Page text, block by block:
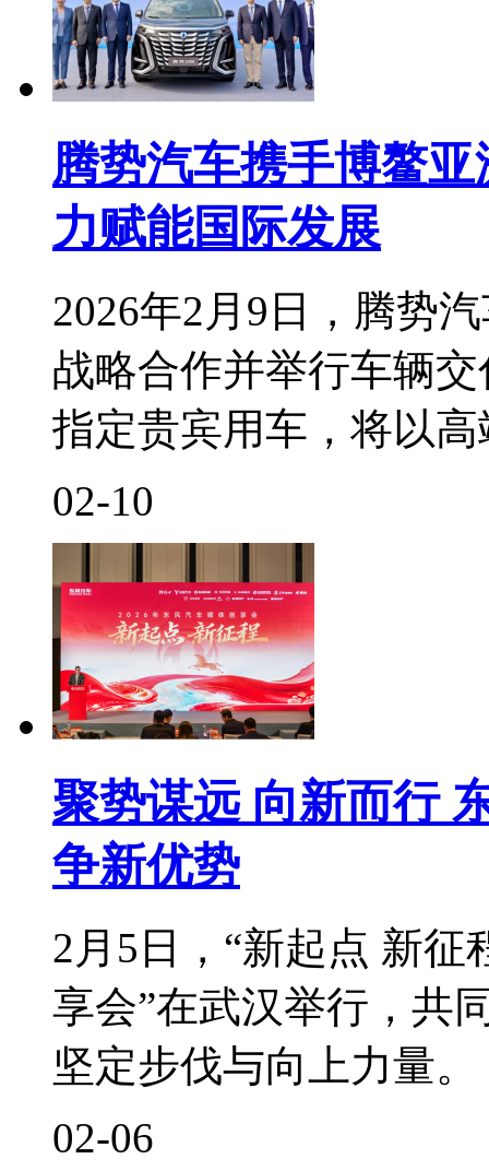
腾势汽车携手博鳌
力赋能国际发展
2026年2月9日，腾势
战略合作并举行车辆
指定贵宾用车，将以
02-10
聚势谋远 向新而行
争新优势
2月5日，“新起点 新
享会”在武汉举行，共
坚定步伐与向上力量。
02-06